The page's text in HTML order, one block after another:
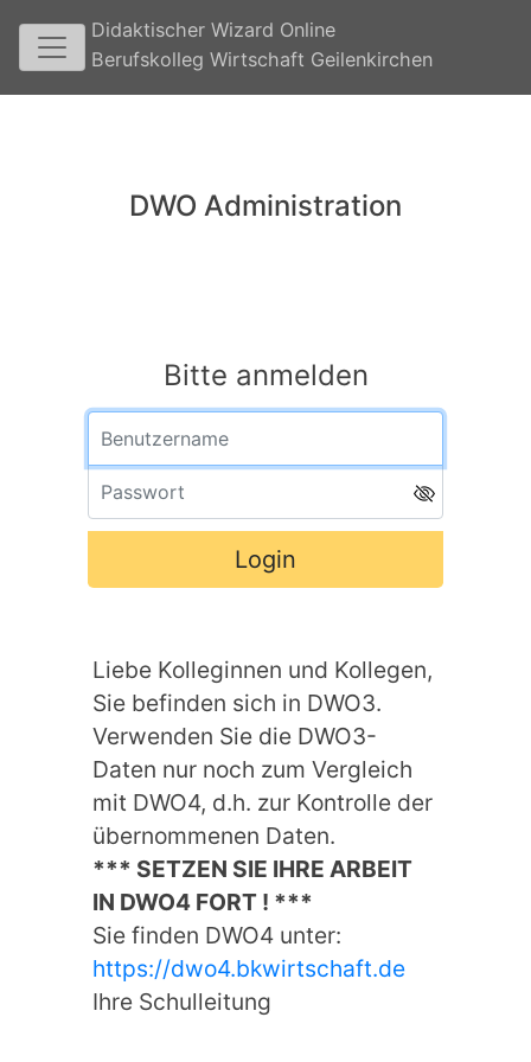
Didaktischer Wizard Online
Berufskolleg Wirtschaft Geilenkirchen
DWO Administration
Bitte anmelden
Benutzername
Passwort
Login
Liebe Kolleginnen und Kollegen,
Sie befinden sich in DWO3.
Verwenden Sie die DWO3-
Daten nur noch zum Vergleich
mit DWO4, d.h. zur Kontrolle der
übernommenen Daten.
*** SETZEN SIE IHRE ARBEIT
IN DWO4 FORT ! ***
Sie finden DWO4 unter:
https://dwo4.bkwirtschaft.de
Ihre Schulleitung